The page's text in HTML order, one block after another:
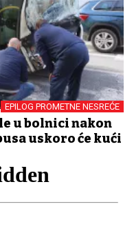
EPILOG PROMETNE NESREĆE
u bolnici nakon
uskoro će kući